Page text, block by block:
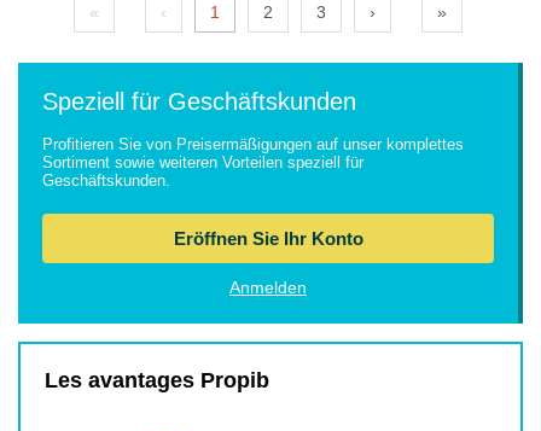
« ‹ 1 2 3 › »
Speziell für Geschäftskunden
Profitieren Sie von Preisermäßigungen auf unser komplettes
Sortiment sowie weiteren Vorteilen speziell für
Geschäftskunden.
Eröffnen Sie Ihr Konto
Anmelden
Les avantages Propib